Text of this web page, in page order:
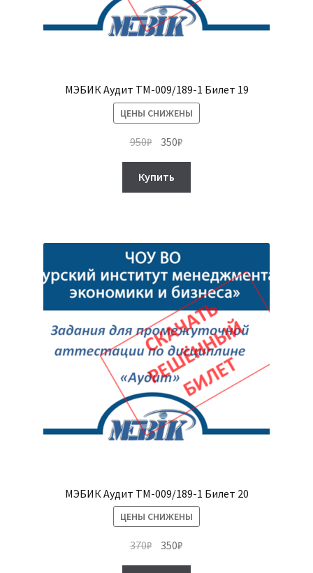
МЭБИК Аудит ТМ-009/189-1 Билет 19
ЦЕНЫ СНИЖЕНЫ
950₽ Первоначальная
составляла
950₽.
350₽
Купить
МЭБИК Аудит ТМ-009/189-1 Билет 20
ЦЕНЫ СНИЖЕНЫ
370₽ Первоначальная
350₽